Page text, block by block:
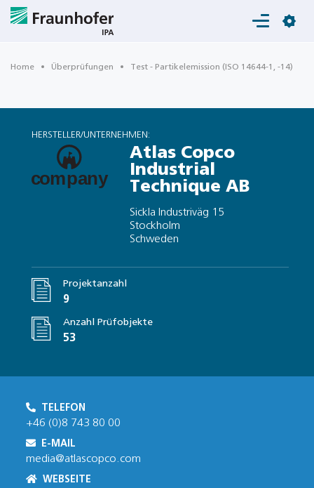
Login
Home Überprüfungen Test - Partikelemission (ISO 14644-1, -14)
HERSTELLER/UNTERNEHMEN:
Atlas Copco
Industrial
Technique AB
Sickla Industriväg 15
Stockholm
Schweden
Projektanzahl
9
Anzahl Prüfobjekte
53
TELEFON
+46 (0)8 743 80 00
E-MAIL
media@atlascopco.com
WEBSEITE